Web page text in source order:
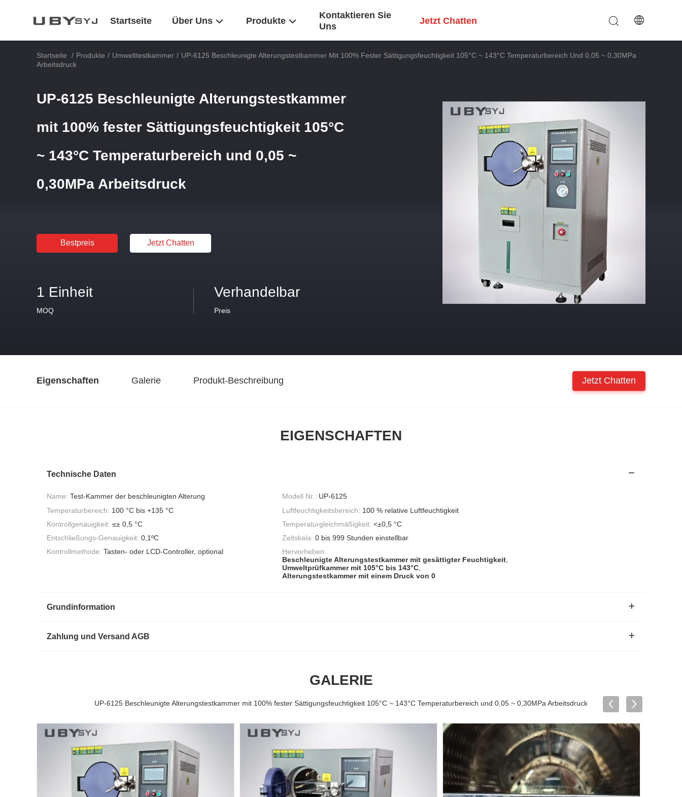
Startseite Über Uns Produkte
Kontaktieren Sie
Uns
Jetzt Chatten
Startseite / Produkte / Umwelttestkammer / UP-6125 Beschleunigte Alterungstestkammer Mit 100% Fester Sättigungsfeuchtigkeit 105°C ~ 143°C Temperaturbereich Und 0,05 ~ 0,30MPa
Arbeitsdruck
UP-6125 Beschleunigte Alterungstestkammer
mit 100% fester Sättigungsfeuchtigkeit 105°C
~ 143°C Temperaturbereich und 0,05 ~
0,30MPa Arbeitsdruck
Bestpreis Jetzt Chatten
1 Einheit
MOQ
Verhandelbar
Preis
Eigenschaften Galerie Produkt-Beschreibung Jetzt Chatten
EIGENSCHAFTEN
Technische Daten
Name: Test-Kammer der beschleunigten Alterung Modell Nr.: UP-6125
Temperaturbereich: 100 °C bis +135 °C Luftfeuchtigkeitsbereich: 100 % relative Luftfeuchtigkeit
Kontrollgenauigkeit: ≤± 0,5 °C Temperaturgleichmäßigkeit: <±0,5 °C
Entschließungs-Genauigkeit: 0,1ºC Zeitskala: 0 bis 999 Stunden einstellbar
Kontrollmethode: Tasten- oder LCD-Controller, optional
Hervorheben:
Beschleunigte Alterungstestkammer mit gesättigter Feuchtigkeit,
Umweltprüfkammer mit 105°C bis 143°C,
Alterungstestkammer mit einem Druck von 0
Grundinformation
Zahlung und Versand AGB
GALERIE
UP-6125 Beschleunigte Alterungstestkammer mit 100% fester Sättigungsfeuchtigkeit 105°C ~ 143°C Temperaturbereich und 0,05 ~ 0,30MPa Arbeitsdruck